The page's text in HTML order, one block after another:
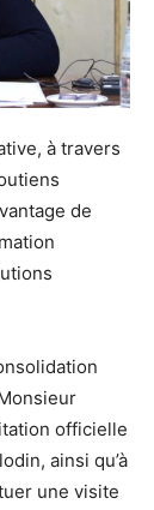
à travers
de
officielle
ainsi qu’à
une visite